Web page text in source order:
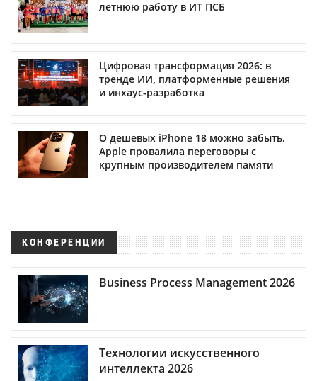
летнюю работу в ИТ ПСБ
Цифровая трансформация 2026: в
тренде ИИ, платформенные решения
и инхаус-разработка
О дешевых iPhone 18 можно забыть.
Apple провалила переговоры с
крупным производителем памяти
КОНФЕРЕНЦИИ
Business Process Management 2026
Технологии искусственного
интеллекта 2026